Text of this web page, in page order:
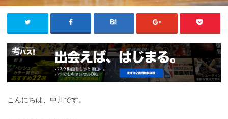
こんにちは、中川です。